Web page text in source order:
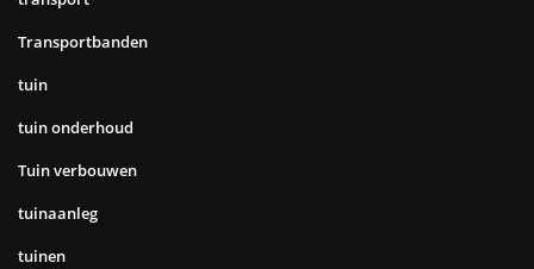
Transportbanden
tuin
tuin onderhoud
Tuin verbouwen
tuinaanleg
tuinen